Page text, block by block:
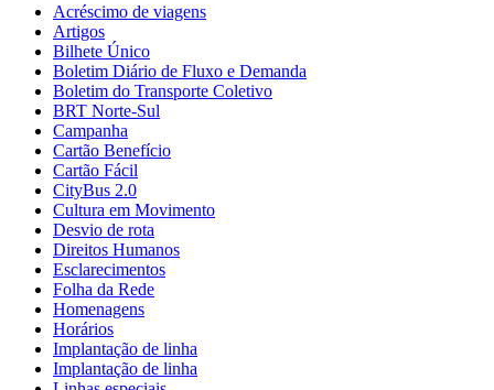
Acréscimo de viagens
Artigos
Bilhete Único
Boletim Diário de Fluxo e Demanda
Boletim do Transporte Coletivo
BRT Norte-Sul
Campanha
Cartão Benefício
Cartão Fácil
CityBus 2.0
Cultura em Movimento
Desvio de rota
Direitos Humanos
Esclarecimentos
Folha da Rede
Homenagens
Horários
Implantação de linha
Implantação de linha